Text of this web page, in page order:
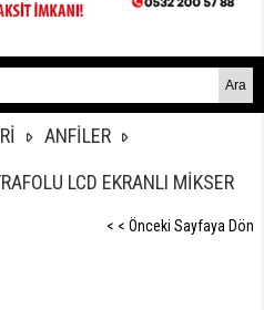
ANFİLER
LCD EKRANLI MİKSER
< < Önceki Sayfaya Dön